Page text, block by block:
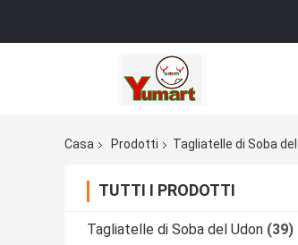
Casa Prodotti Tagliatelle di Soba
TUTTI I PRODOTTI
Tagliatelle di Soba del Udon (39)